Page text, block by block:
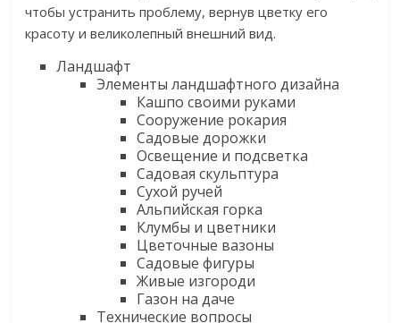
чтобы устранить проблему, вернув цветку его
красоту и великолепный внешний вид.
Ландшафт
Элементы ландшафтного дизайна
Кашпо своими руками
Сооружение рокария
Садовые дорожки
Освещение и подсветка
Садовая скульптура
Сухой ручей
Альпийская горка
Клумбы и цветники
Цветочные вазоны
Садовые фигуры
Живые изгороди
Газон на даче
Технические вопросы